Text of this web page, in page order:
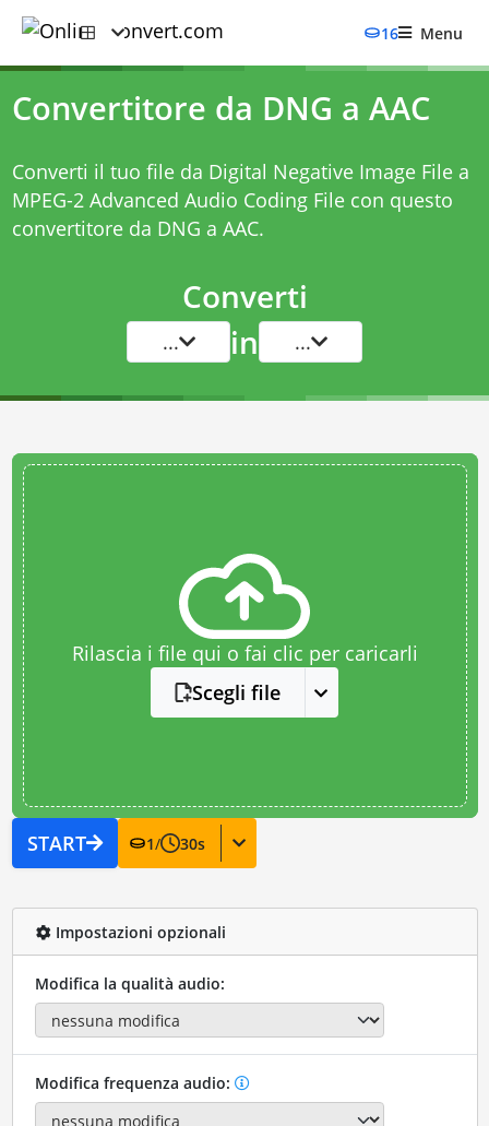
16 Menu
Convertitore da DNG a AAC
Converti il tuo file da Digital Negative Image File a
MPEG-2 Advanced Audio Coding File con questo
convertitore da DNG a AAC.
Converti
... in ...
Rilascia i file qui o fai clic per caricarli
Scegli file
START 1/ 30s
Impostazioni opzionali
Modifica la qualità audio:
Modifica frequenza audio: